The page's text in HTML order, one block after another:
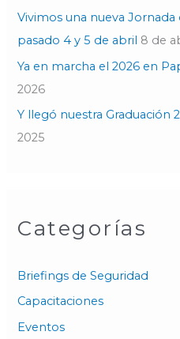
Vivimos una nueva
pasado 4 y 5 de abril 8 de
Ya en marcha el 2026 en
2026
Y llegó nuestra Graduación
2025
Categorías
Briefings de Seguridad
Capacitaciones
Eventos